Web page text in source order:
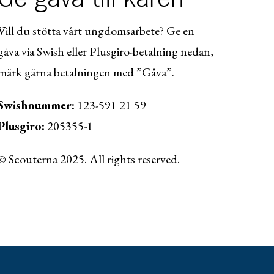
du stötta vårt ungdomsarbete? Ge en
via Swish eller Plusgiro-betalning nedan,
gärna betalningen med ”Gåva”.
123-591 21 59
205355-1
Scouterna 2025. All rights reserved.